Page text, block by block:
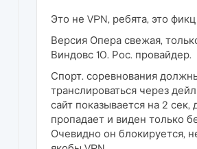
Это не VPN, ребята, это
Версия Опера свежая,
Виндовс 10. Рос. провайдер.
Спорт. соревнования
транслироваться через
сайт показывается на 2 сек,
пропадает и виден только
Очевидно он блокируется,